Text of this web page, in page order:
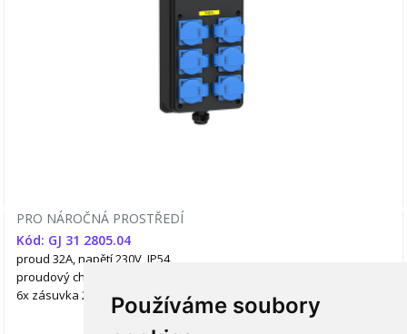
Používáme soubory
PRO NÁROČNÁ PROSTŘEDÍ
Kód: GJ 31 2805.04
proud 32A, napětí 230V, IP54
proudový chránič NE
6x zásuvka 230V/16A (česká)